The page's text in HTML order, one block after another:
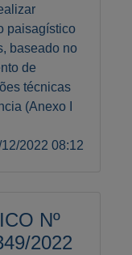
paisagístico
baseado no
de
técnicas
(Anexo I
2022 08:12
Nº
2022